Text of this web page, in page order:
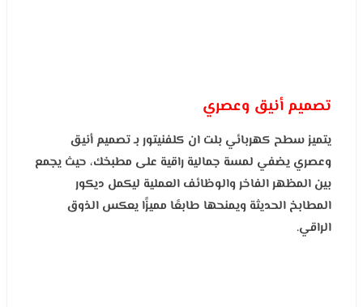
تصميم أنيق وعصري
يتميز سطح كهربائي بلت ان كلفنيتور بـ تصميم أنيق
وعصري يضفي لمسة جمالية راقية على مطبخك، حيث يجمع
بين المظهر الفاخر والوظائف العملية ليكمل ديكور
المطابخ الحديثة ويمنحها طابعًا مميزًا يعكس الذوق
الراقي.